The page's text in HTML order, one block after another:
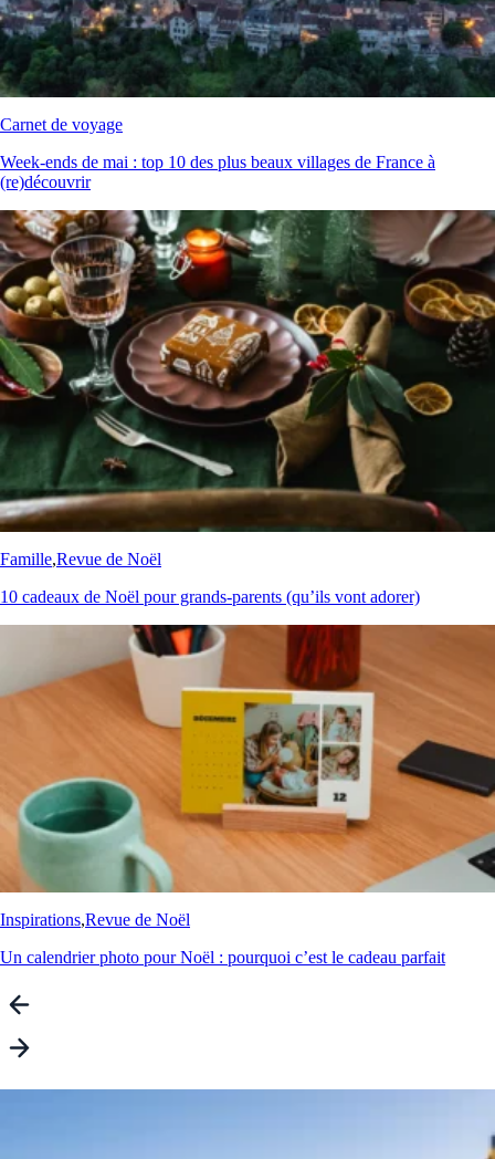
Carnet de voyage
Week‑ends de mai : top 10 des plus beaux villages de France à
(re)découvrir
Famille,Revue de Noël
10 cadeaux de Noël pour grands-parents (qu’ils vont adorer)
Inspirations,Revue de Noël
Un calendrier photo pour Noël : pourquoi c’est le cadeau parfait